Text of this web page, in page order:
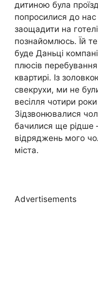
дитиною була
попросилися до
заощадити на
познайомлюсь. Їй
буде Даньці
плюсів
квартирі. Із
свекрухи, ми не
весілля чотири
Зідзвонювалися
бачилися ще рідше
відряджень мого
міста.
Advertisements